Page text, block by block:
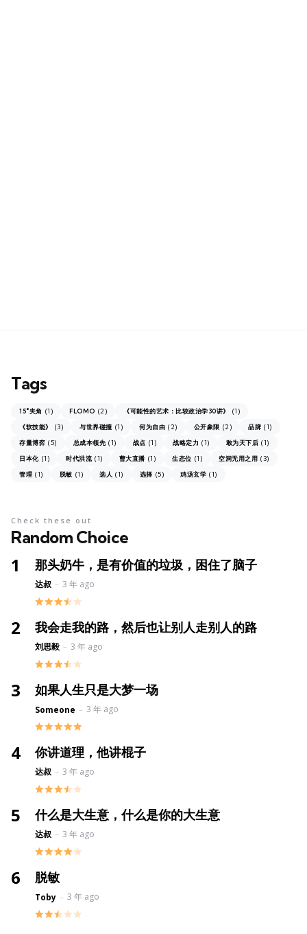
Tags
15°夹角 (1) FLOMO (2) 《可能性的艺术：比较政治学30讲》 (1)
《软技能》 (3) 与世界碰撞 (1) 何为自由 (2) 公开象限 (2) 品牌 (1)
存量博弈 (5) 总成本领先 (1) 战点 (1) 战略定力 (1) 敢为天下后 (1)
日本化 (1) 时代洪流 (1) 曹大直播 (1) 生态位 (1) 空洞无用之用 (3)
管理 (1) 脱敏 (1) 选人 (1) 选择 (5) 鸡汤玄学 (1)
Random Choice
Check these out
那头奶牛，是有价值的垃圾，困住了脑子
Posted
达叔 3 年 ago
我会走我的路，然后也让别人走别人的路
Posted
刘思毅 3 年 ago
如果人生只是大梦一场
Posted
Someone 3 年 ago
你讲道理，他讲棍子
Posted
达叔 3 年 ago
什么是大生意，什么是你的大生意
Posted
达叔 3 年 ago
脱敏
Posted
Toby 3 年 ago